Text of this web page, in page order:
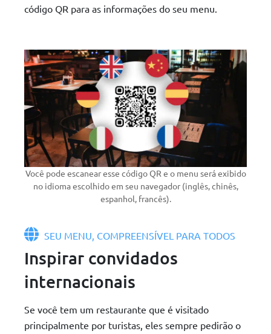
código QR para as informações do seu menu.
SEU MENU, COMPREENSÍVEL PARA TODOS
Inspirar convidados
internacionais
Se você tem um restaurante que é visitado
principalmente por turistas, eles sempre pedirão o
Você pode escanear esse código QR e o menu será exibido
no idioma escolhido em seu navegador (inglês, chinês,
espanhol, francês).